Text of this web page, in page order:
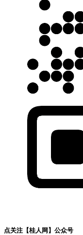
点关注【桂人网】公众号